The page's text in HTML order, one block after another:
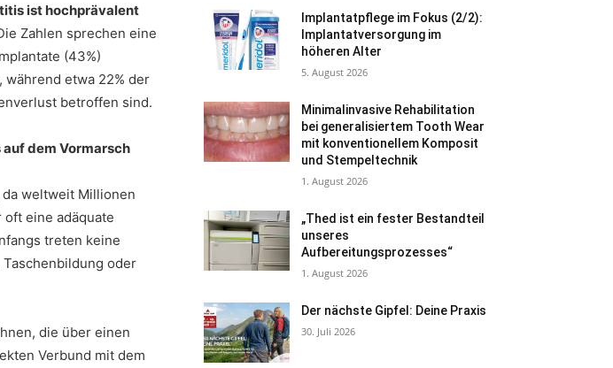
ist hochprävalent
Zahlen sprechen eine
(43%)
etwa 22% der
betroffen sind.
dem Vormarsch
weltweit Millionen
eine adäquate
treten keine
oder
die über einen
Verbund mit dem
Implantatpflege im Fokus (2/2):
Implantatversorgung im
höheren Alter
5. August 2026
Minimalinvasive Rehabilitation
bei generalisiertem Tooth Wear
mit konventionellem Komposit
und Stempeltechnik
1. August 2026
„Thed ist ein fester Bestandteil
unseres
Aufbereitungsprozesses“
1. August 2026
Der nächste Gipfel: Deine Praxis
30. Juli 2026